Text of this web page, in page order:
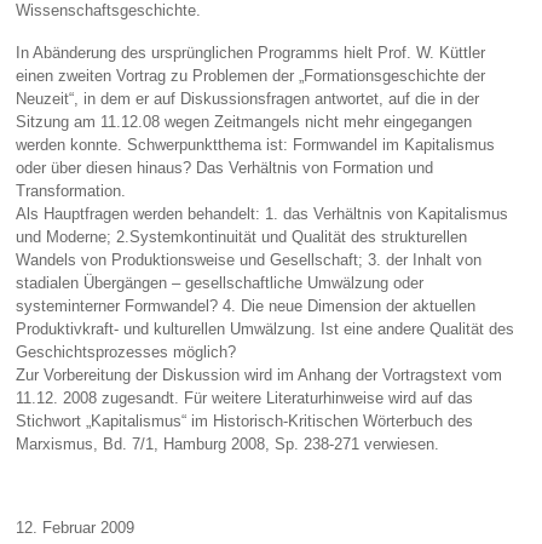
Wissenschaftsgeschichte.
In Abänderung des ursprünglichen Programms hielt Prof. W. Küttler
einen zweiten Vortrag zu Problemen der „Formationsgeschichte der
Neuzeit“, in dem er auf Diskussionsfragen antwortet, auf die in der
Sitzung am 11.12.08 wegen Zeitmangels nicht mehr eingegangen
werden konnte. Schwerpunktthema ist: Formwandel im Kapitalismus
oder über diesen hinaus? Das Verhältnis von Formation und
Transformation.
Als Hauptfragen werden behandelt: 1. das Verhältnis von Kapitalismus
und Moderne; 2.Systemkontinuität und Qualität des strukturellen
Wandels von Produktionsweise und Gesellschaft; 3. der Inhalt von
stadialen Übergängen – gesellschaftliche Umwälzung oder
systeminterner Formwandel? 4. Die neue Dimension der aktuellen
Produktivkraft- und kulturellen Umwälzung. Ist eine andere Qualität des
Geschichtsprozesses möglich?
Zur Vorbereitung der Diskussion wird im Anhang der Vortragstext vom
11.12. 2008 zugesandt. Für weitere Literaturhinweise wird auf das
Stichwort „Kapitalismus“ im Historisch-Kritischen Wörterbuch des
Marxismus, Bd. 7/1, Hamburg 2008, Sp. 238-271 verwiesen.
12. Februar 2009